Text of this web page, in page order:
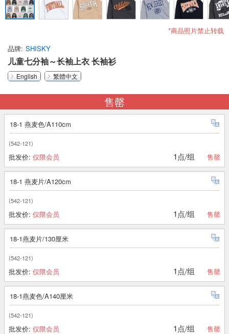
*商品照片禁止转载
品牌 SHISKY
儿童七分袖～长袖上衣 长袖衫
English 繁體中文
售罄
18-1 燕麦色/A110cm
(542-121)
批发价: 仅限会员 1点/组 售罄
18-1 燕麦片/A120cm
(542-121)
批发价: 仅限会员 1点/组 售罄
18-1燕麦片/130厘米
(542-121)
批发价: 仅限会员 1点/组 售罄
18-1燕麦色/A140厘米
(542-121)
批发价: 仅限会员 1点/组 售罄